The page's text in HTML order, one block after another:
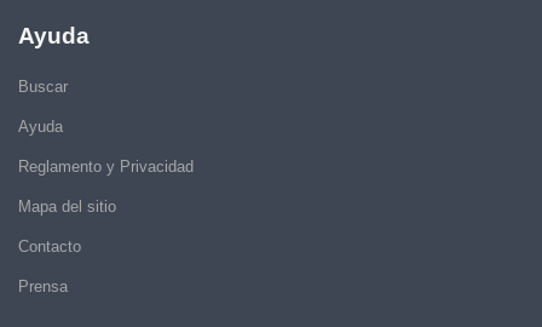
Ayuda
Buscar
Ayuda
Reglamento y Privacidad
Mapa del sitio
Contacto
Prensa